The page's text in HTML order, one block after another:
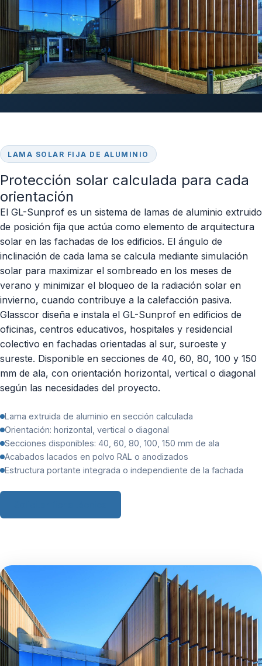
LAMA SOLAR FIJA DE ALUMINIO
Protección solar calculada para cada
orientación
El GL-Sunprof es un sistema de lamas de aluminio extruido
de posición fija que actúa como elemento de arquitectura
solar en las fachadas de los edificios. El ángulo de
inclinación de cada lama se calcula mediante simulación
solar para maximizar el sombreado en los meses de
verano y minimizar el bloqueo de la radiación solar en
invierno, cuando contribuye a la calefacción pasiva.
Glasscor diseña e instala el GL-Sunprof en edificios de
oficinas, centros educativos, hospitales y residencial
colectivo en fachadas orientadas al sur, suroeste y
sureste. Disponible en secciones de 40, 60, 80, 100 y 150
mm de ala, con orientación horizontal, vertical o diagonal
según las necesidades del proyecto.
Lama extruida de aluminio en sección calculada
Orientación: horizontal, vertical o diagonal
Secciones disponibles: 40, 60, 80, 100, 150 mm de ala
Acabados lacados en polvo RAL o anodizados
Estructura portante integrada o independiente de la fachada